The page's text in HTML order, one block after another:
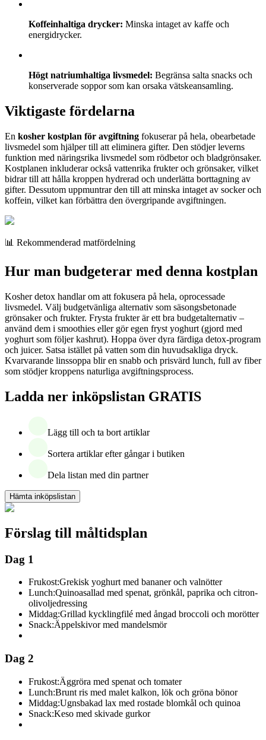
Koffeinhaltiga drycker: Minska intaget av kaffe och
energidrycker.
Högt natriumhaltiga livsmedel: Begränsa salta snacks och
konserverade soppor som kan orsaka vätskeansamling.
Viktigaste fördelarna
En kosher kostplan för avgiftning fokuserar på hela, obearbetade
livsmedel som hjälper till att eliminera gifter. Den stödjer leverns
funktion med näringsrika livsmedel som rödbetor och bladgrönsaker.
Kostplanen inkluderar också vattenrika frukter och grönsaker, vilket
bidrar till att hålla kroppen hydrerad och underlätta borttagning av
gifter. Dessutom uppmuntrar den till att minska intaget av socker och
koffein, vilket kan förbättra den övergripande avgiftningen.
📊 Rekommenderad matfördelning
Hur man budgeterar med denna kostplan
Kosher detox handlar om att fokusera på hela, oprocessade
livsmedel. Välj budgetvänliga alternativ som säsongsbetonade
grönsaker och frukter. Frysta frukter är ett bra budgetalternativ –
använd dem i smoothies eller gör egen fryst yoghurt (gjord med
yoghurt som följer kashrut). Hoppa över dyra färdiga detox-program
och juicer. Satsa istället på vatten som din huvudsakliga dryck.
Kvarvarande linssoppa blir en snabb och prisvärd lunch, full av fiber
som stödjer kroppens naturliga avgiftningsprocess.
Ladda ner inköpslistan GRATIS
Lägg till och ta bort artiklar
Sortera artiklar efter gångar i butiken
Dela listan med din partner
Hämta inköpslistan
Förslag till måltidsplan
Dag 1
Frukost:Grekisk yoghurt med bananer och valnötter
Lunch:Quinoasallad med spenat, grönkål, paprika och citron-
olivoljedressing
Middag:Grillad kycklingfilé med ångad broccoli och morötter
Snack:Äppelskivor med mandelsmör
Dag 2
Frukost:Äggröra med spenat och tomater
Lunch:Brunt ris med malet kalkon, lök och gröna bönor
Middag:Ugnsbakad lax med rostade blomkål och quinoa
Snack:Keso med skivade gurkor